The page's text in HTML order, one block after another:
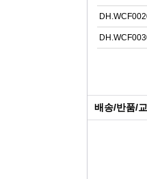
배송/반품/